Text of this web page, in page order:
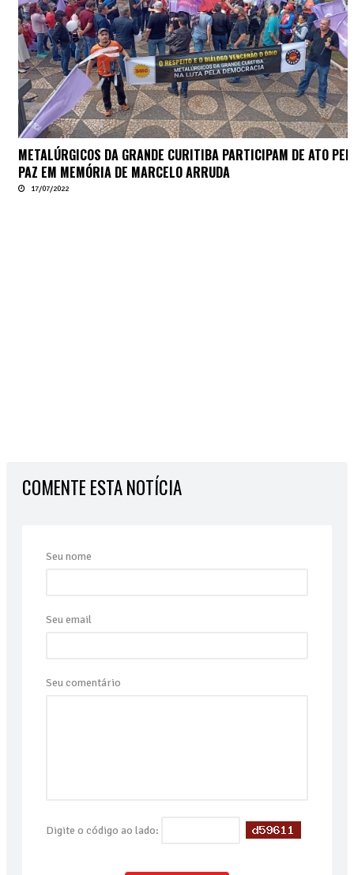
METALÚRGICOS DA GRANDE CURITIBA PARTICIPAM DE ATO PELA
PAZ EM MEMÓRIA DE MARCELO ARRUDA
17/07/2022
COMENTE ESTA NOTÍCIA
Seu nome
Seu email
Seu comentário
Digite o código ao lado: